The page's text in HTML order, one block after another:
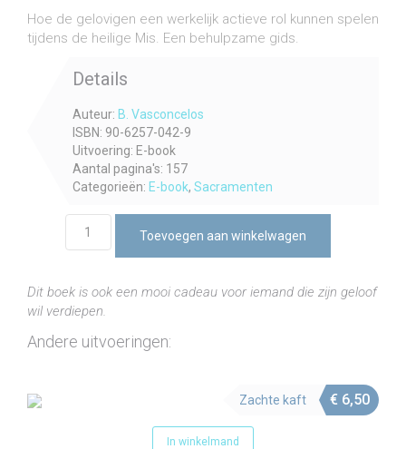
Hoe de gelovigen een werkelijk actieve rol kunnen spelen
tijdens de heilige Mis. Een behulpzame gids.
Details
Auteur: B. Vasconcelos
ISBN: 90-6257-042-9
Uitvoering: E-book
Aantal pagina's: 157
Categorieën: E-book, Sacramenten
geestelijk
leven
book)
Toevoegen aan winkelwagen
Dit boek is ook een mooi cadeau voor iemand die zijn geloof
wil verdiepen.
Andere uitvoeringen:
€ 6,50
Zachte kaft
In winkelmand